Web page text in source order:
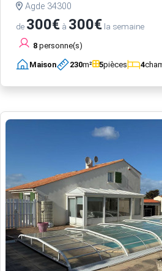
Agde 34300
de 300€ à 300€ la semaine
8 personne(s)
Maison 230m² 5pièces 4